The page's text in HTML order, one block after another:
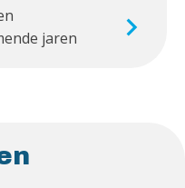
jaren